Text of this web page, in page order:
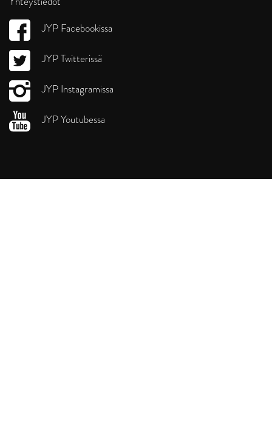
JYP Facebookissa
JYP Twitterissä
JYP Instagramissa
JYP Youtubessa